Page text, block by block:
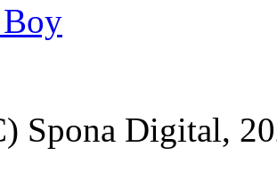
Spona Digital,